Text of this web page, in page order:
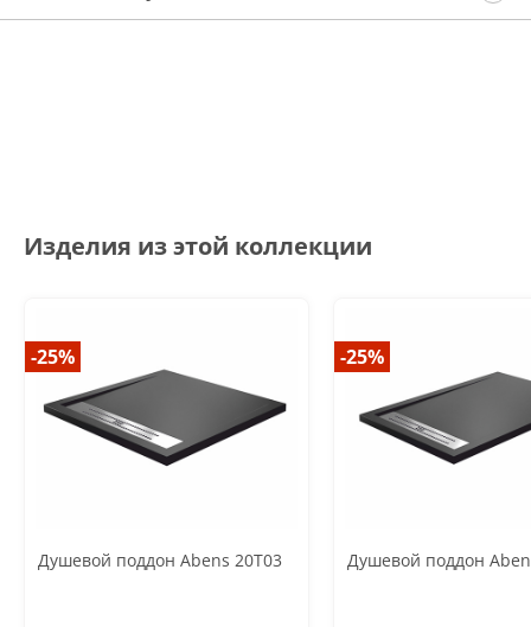
Изделия из этой коллекции
-25%
Душевой поддон Abens 20T03
-25%
Душевой поддон